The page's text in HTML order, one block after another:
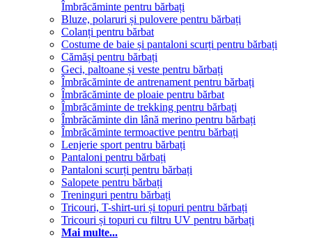
Îmbrăcăminte pentru bărbați
Bluze, polaruri și pulovere pentru bărbați
Colanți pentru bărbat
Costume de baie și pantaloni scurți pentru bărbați
Cămăși pentru bărbați
Geci, paltoane și veste pentru bărbați
Îmbrăcăminte de antrenament pentru bărbați
Îmbrăcăminte de ploaie pentru bărbat
Îmbrăcăminte de trekking pentru bărbați
Îmbrăcăminte din lână merino pentru bărbați
Îmbrăcăminte termoactive pentru bărbați
Lenjerie sport pentru bărbați
Pantaloni pentru bărbați
Pantaloni scurți pentru bărbați
Salopete pentru bărbați
Treninguri pentru bărbați
Tricouri, T-shirt-uri și topuri pentru bărbați
Tricouri și topuri cu filtru UV pentru bărbați
Mai multe...